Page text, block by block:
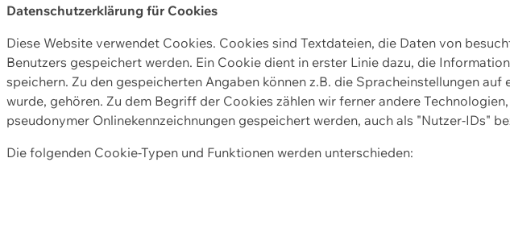
Datenschutzerklärung für Cookies
Diese Website verwendet Cookies. Cookies sind Textdateien, die Daten von
Benutzers gespeichert werden. Ein Cookie dient in erster Linie dazu, die
speichern. Zu den gespeicherten Angaben können z.B. die Spracheinstellungen
wurde, gehören. Zu dem Begriff der Cookies zählen wir ferner andere
pseudonymer Onlinekennzeichnungen gespeichert werden, auch als "Nutzer-IDs"
Die folgenden Cookie-Typen und Funktionen werden unterschieden: